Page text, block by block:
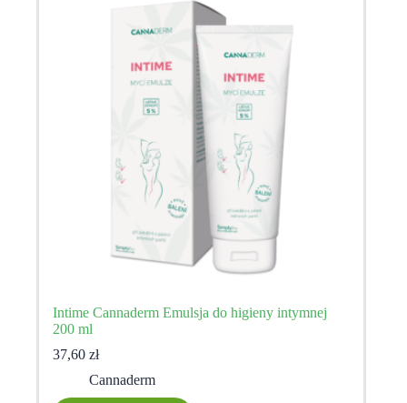
Intime Cannaderm Emulsja do higieny intymnej
200 ml
37,60 zł
Cannaderm